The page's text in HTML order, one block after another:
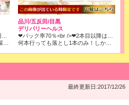
品川/五反田/目黒
デリバリーヘルス
最終更新日:2017/12/26